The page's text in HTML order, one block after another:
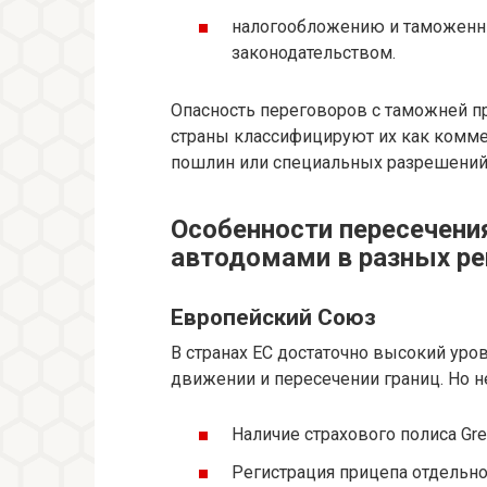
налогообложению и
законодательством.
Опасность переговоров с таможней
страны классифицируют их как
пошлин или специальных
Особенности
автодомами в разных
Европейский Союз
В странах ЕС достаточно высокий
движении и пересечении границ. Но
Наличие страхового полиса
Регистрация прицепа